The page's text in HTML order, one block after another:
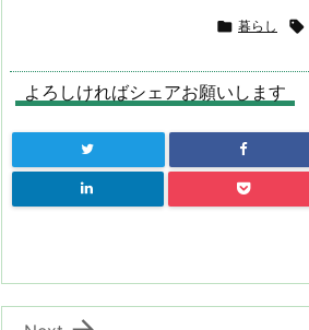
 暮らし 
よろしければシェアお願いします